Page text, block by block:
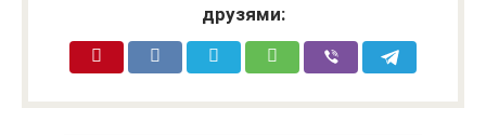
друзями: